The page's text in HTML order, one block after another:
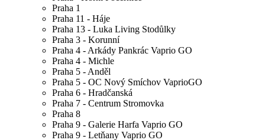
Praha 1
Praha 11 - Háje
Praha 13 - Luka Living Stodůlky
Praha 3 - Korunní
Praha 4 - Arkády Pankrác Vaprio GO
Praha 4 - Michle
Praha 5 - Anděl
Praha 5 - OC Nový Smíchov VaprioGO
Praha 6 - Hradčanská
Praha 7 - Centrum Stromovka
Praha 8
Praha 9 - Galerie Harfa Vaprio GO
Praha 9 - Letňany Vaprio GO